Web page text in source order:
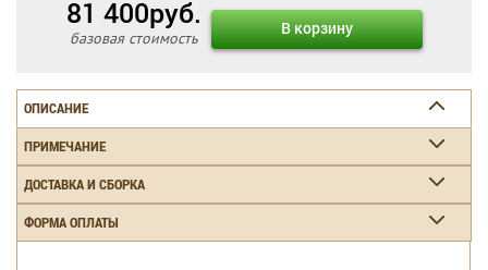
81 400руб.
базовая стоимость В корзину
ОПИСАНИЕ
ПРИМЕЧАНИЕ
ДОСТАВКА И СБОРКА
ФОРМА ОПЛАТЫ